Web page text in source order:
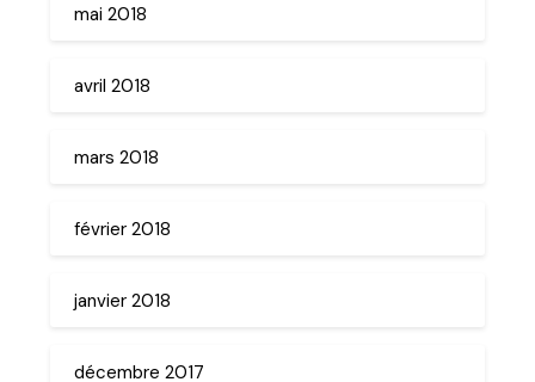
mai 2018
avril 2018
mars 2018
février 2018
janvier 2018
décembre 2017